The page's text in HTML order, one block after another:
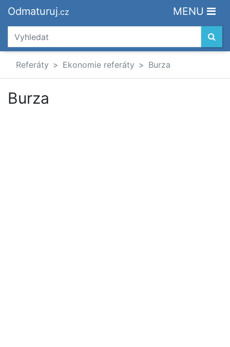
Odmaturuj.cz MENU
Referáty Ekonomie referáty Burza
Burza